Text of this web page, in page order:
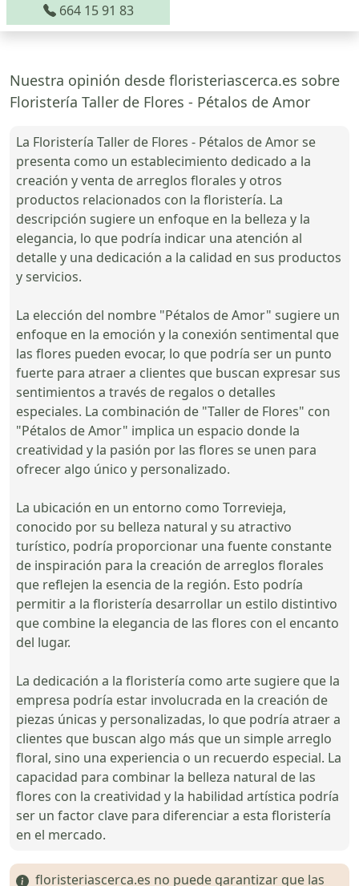
664 15 91 83
Nuestra opinión desde floristeriascerca.es sobre
Floristería Taller de Flores - Pétalos de Amor
La Floristería Taller de Flores - Pétalos de Amor se
presenta como un establecimiento dedicado a la
creación y venta de arreglos florales y otros
productos relacionados con la floristería. La
descripción sugiere un enfoque en la belleza y la
elegancia, lo que podría indicar una atención al
detalle y una dedicación a la calidad en sus productos
y servicios.
La elección del nombre "Pétalos de Amor" sugiere un
enfoque en la emoción y la conexión sentimental que
las flores pueden evocar, lo que podría ser un punto
fuerte para atraer a clientes que buscan expresar sus
sentimientos a través de regalos o detalles
especiales. La combinación de "Taller de Flores" con
"Pétalos de Amor" implica un espacio donde la
creatividad y la pasión por las flores se unen para
ofrecer algo único y personalizado.
La ubicación en un entorno como Torrevieja,
conocido por su belleza natural y su atractivo
turístico, podría proporcionar una fuente constante
de inspiración para la creación de arreglos florales
que reflejen la esencia de la región. Esto podría
permitir a la floristería desarrollar un estilo distintivo
que combine la elegancia de las flores con el encanto
del lugar.
La dedicación a la floristería como arte sugiere que la
empresa podría estar involucrada en la creación de
piezas únicas y personalizadas, lo que podría atraer a
clientes que buscan algo más que un simple arreglo
floral, sino una experiencia o un recuerdo especial. La
capacidad para combinar la belleza natural de las
flores con la creatividad y la habilidad artística podría
ser un factor clave para diferenciar a esta floristería
en el mercado.
floristeriascerca.es no puede garantizar que las